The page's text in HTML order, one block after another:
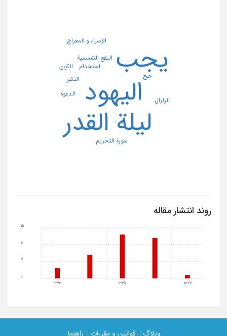
الیهود
لیلة القدر
یجب استخدام
الإسراء و المعراج
البقع الشمسیة
التکبر
الدعوة
الزلزال
الکون
حج
سورة التحریم
روند انتشار مقاله
1373 1375 1377
0
5
10
15
وبلاگ | قوانین و مقررات | راهنما